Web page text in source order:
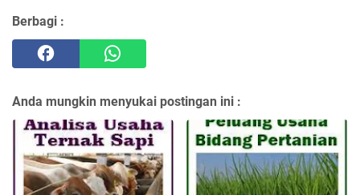
Berbagi :
Anda mungkin menyukai postingan ini :